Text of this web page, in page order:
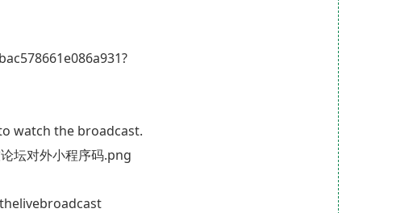
watch the broadcast.